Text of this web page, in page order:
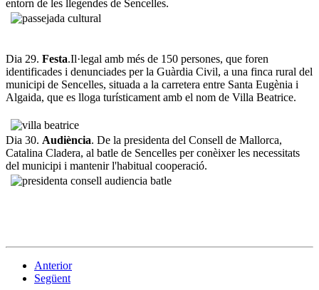
entorn de les llegendes de Sencelles.
Dia 29. Festa.Il·legal amb més de 150 persones, que foren
identificades i denunciades per la Guàrdia Civil, a una finca rural del
municipi de Sencelles, situada a la carretera entre Santa Eugènia i
Algaida, que es lloga turísticament amb el nom de Villa Beatrice.
Dia 30. Audiència. De la presidenta del Consell de Mallorca,
Catalina Cladera, al batle de Sencelles per conèixer les necessitats
del municipi i mantenir l'habitual cooperació.
Anterior
Següent